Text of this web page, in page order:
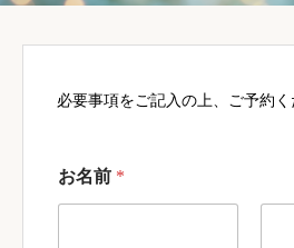
必要事項をご記入の上、ご予約く
お名前 *